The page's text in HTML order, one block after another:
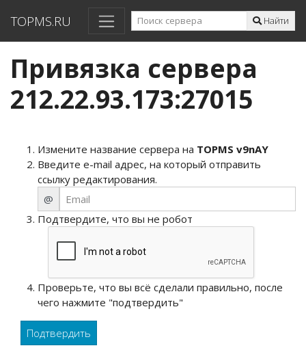
TOPMS.RU Найти
Привязка сервера
212.22.93.173:27015
Измените название сервера на TOPMS v9nAY
Введите e-mail адрес, на который отправить
ссылку редактирования.
@
Подтвердите, что вы не робот
Проверьте, что вы всё сделали правильно, после
чего нажмите "подтвердить"
Подтвердить